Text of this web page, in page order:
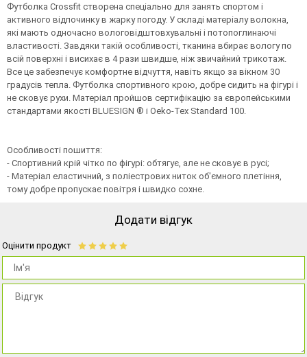
Футболка Crossfit створена спеціально для занять спортом і
активного відпочинку в жарку погоду. У складі матеріалу волокна,
які мають одночасно вологовідштовхувальні і потопоглинаючі
властивості. Завдяки такій особливості, тканина вбирає вологу по
всій поверхні і висихає в 4 рази швидше, ніж звичайний трикотаж.
Все це забезпечує комфортне відчуття, навіть якщо за вікном 30
градусів тепла. Футболка спортивного крою, добре сидить на фігурі і
не сковує рухи. Матеріал пройшов сертифікацію за європейськими
стандартами якості BLUESIGN ® і Oeko-Tex Standard 100.
Особливості пошиття:
- Спортивний крій чітко по фігурі: обтягує, але не сковує в русі;
- Матеріал еластичний, з поліестрових ниток об'ємного плетіння,
тому добре пропускає повітря і швидко сохне.
Додати відгук
Оцінити продукт